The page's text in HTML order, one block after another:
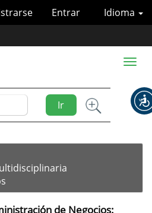
Idioma
Entrar
Ir
Toggle
de Negocios: